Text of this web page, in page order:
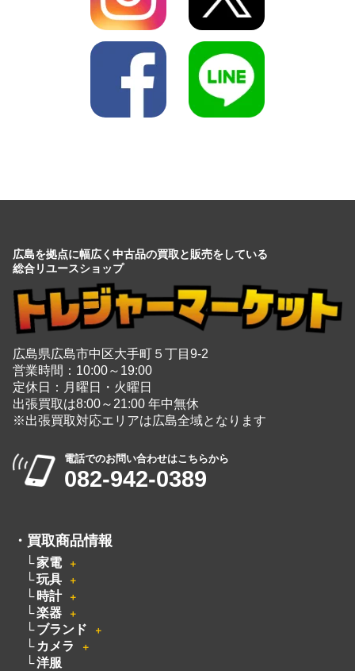
広島を拠点に幅広く中古品の買取と販売をしている
総合リユースショップ
広島県広島市中区大手町５丁目9-2
営業時間：10:00～19:00
定休日：月曜日・火曜日
出張買取は8:00～21:00 年中無休
※出張買取対応エリアは広島全域となります
電話でのお問い合わせはこちらから
082-942-0389
・ 買取商品情報
家電 ＋
玩具 ＋
時計 ＋
楽器 ＋
ブランド ＋
カメラ ＋
洋服